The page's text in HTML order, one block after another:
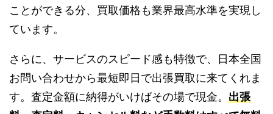
ことができる分、買取価格も業界最高水準を実現し
ています。
さらに、サービスのスピード感も特徴で、日本全国
お問い合わせから最短即日で出張買取に来てくれま
す。査定金額に納得がいけばその場で現金。 出張